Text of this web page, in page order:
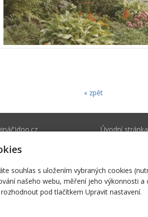
« zpět
Úvodní stránka
souhlas s uložením vybraných cookies
našeho webu, měření jeho výkonnosti a
pod tlačítkem Upravit nastavení.